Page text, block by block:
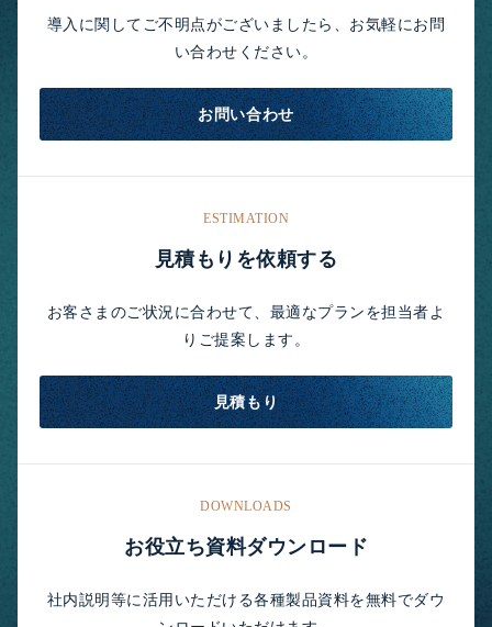
導入に関してご不明点がございましたら、お気軽にお問
い合わせください。
お問い合わせ
ESTIMATION
見積もりを依頼する
お客さまのご状況に合わせて、最適なプランを担当者よ
りご提案します。
見積もり
DOWNLOADS
お役立ち資料ダウンロード
社内説明等に活用いただける各種製品資料を無料でダウ